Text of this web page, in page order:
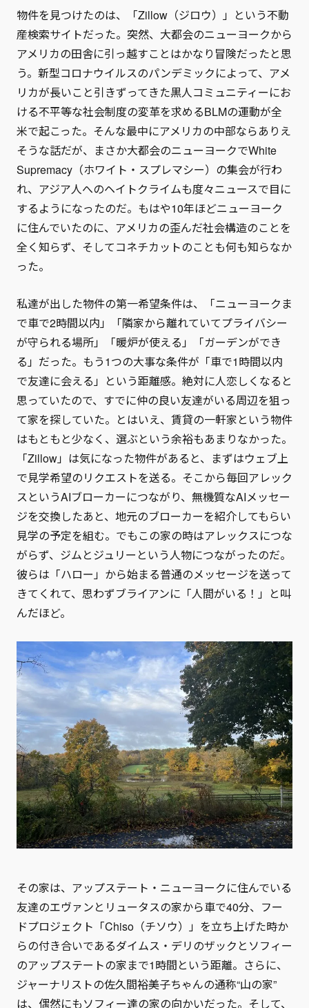
物件を見つけたのは、「Zillow（ジロウ）」という不動
産検索サイトだった。突然、大都会のニューヨークから
アメリカの田舎に引っ越すことはかなり冒険だったと思
う。新型コロナウイルスのパンデミックによって、アメ
リカが長いこと引きずってきた黒人コミュニティーにお
ける不平等な社会制度の変革を求めるBLMの運動が全
米で起こった。そんな最中にアメリカの中部ならありえ
そうな話だが、まさか大都会のニューヨークでWhite
Supremacy（ホワイト・スプレマシー）の集会が行わ
れ、アジア人へのヘイトクライムも度々ニュースで目に
するようになったのだ。もはや10年ほどニューヨーク
に住んでいたのに、アメリカの歪んだ社会構造のことを
全く知らず、そしてコネチカットのことも何も知らなか
った。
私達が出した物件の第一希望条件は、「ニューヨークま
で車で2時間以内」「隣家から離れていてプライバシー
が守られる場所」「暖炉が使える」「ガーデンができ
る」だった。もう1つの大事な条件が「車で1時間以内
で友達に会える」という距離感。絶対に人恋しくなると
思っていたので、すでに仲の良い友達がいる周辺を狙っ
て家を探していた。とはいえ、賃貸の一軒家という物件
はもともと少なく、選ぶという余裕もあまりなかった。
「Zillow」は気になった物件があると、まずはウェブ上
で見学希望のリクエストを送る。そこから毎回アレック
スというAIブローカーにつながり、無機質なAIメッセー
ジを交換したあと、地元のブローカーを紹介してもらい
見学の予定を組む。でもこの家の時はアレックスにつな
がらず、ジムとジュリーという人物につながったのだ。
彼らは「ハロー」から始まる普通のメッセージを送って
きてくれて、思わずブライアンに「人間がいる！」と叫
んだほど。
その家は、アップステート・ニューヨークに住んでいる
友達のエヴァンとリュータスの家から車で40分、フー
ドプロジェクト「Chiso（チソウ）」を立ち上げた時か
らの付き合いであるダイムス・デリのザックとソフィー
のアップステートの家まで1時間という距離。さらに、
ジャーナリストの佐久間裕美子ちゃんの通称“山の家”
は、偶然にもソフィー達の家の向かいだった。そして、